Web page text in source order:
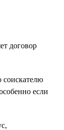
договор
соискателю
если